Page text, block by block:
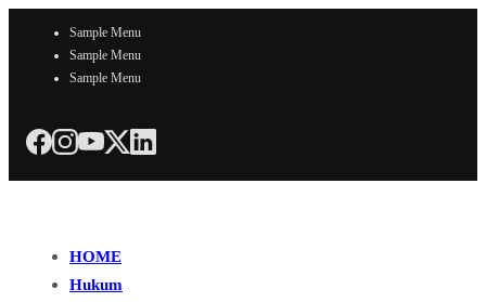
Sample Menu
Sample Menu
Sample Menu
HOME
Hukum